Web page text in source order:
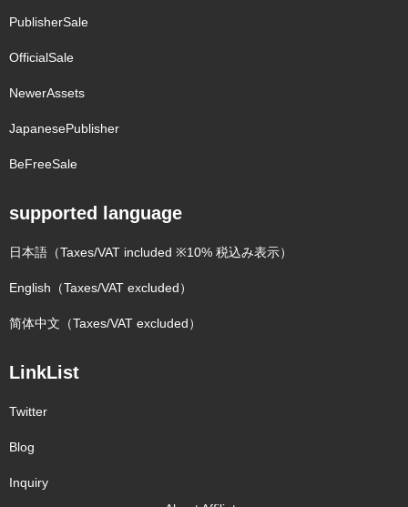
PublisherSale
OfficialSale
NewerAssets
JapanesePublisher
BeFreeSale
supported language
日本語（Taxes/VAT included ※10% 税込み表示）
English（Taxes/VAT excluded）
简体中文（Taxes/VAT excluded）
LinkList
Twitter
Blog
Inquiry